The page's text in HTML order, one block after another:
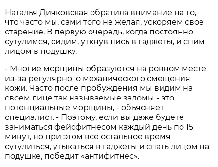
Наталья Дичковская обратила внимание на то,
что часто мы, сами того не желая, ускоряем свое
старение. В первую очередь, когда постоянно
сутулимся, сидим, уткнувшись в гаджеты, и спим
лицом в подушку.
- Многие морщины образуются на ровном месте
из-за регулярного механического смещения
кожи. Часто после пробуждения мы видим на
своем лице так называемые заломы - это
потенциальные морщины, - объясняет
специалист. - Поэтому, если вы даже будете
заниматься фейсфитнесом каждый день по 15
минут, но при этом все остальное время
сутулиться, утыкаться в гаджеты и спать лицом на
подушке, победит «антифитнес».